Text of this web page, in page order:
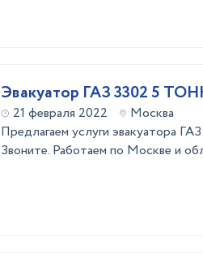
Эвакуатор ГАЗ 3302 5
21 февраля 2022
Москва
Предлагаем услуги эвакуатора
Звоните. Работаем по Москве и